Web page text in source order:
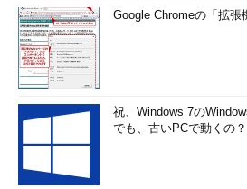
Google Chromeの「拡張
祝、Windows 7の
でも、古いPCで動くの